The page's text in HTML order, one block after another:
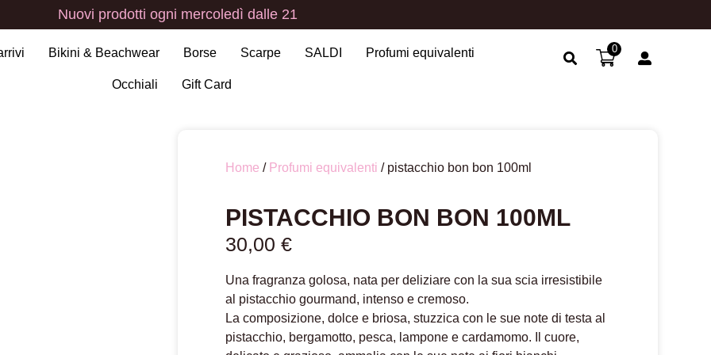
Nuovi prodotti ogni mercoledì dalle 21
Bikini & Beachwear Borse Scarpe SALDI Profumi equivalenti
Occhiali Gift Card
0
Home / Profumi equivalenti / pistacchio bon bon 100ml
PISTACCHIO BON BON 100ML
30,00€
Una fragranza golosa, nata per deliziare con la sua scia irresistibile
al pistacchio gourmand, intenso e cremoso.
La composizione, dolce e briosa, stuzzica con le sue note di testa al
pistacchio, bergamotto, pesca, lampone e cardamomo. Il cuore,